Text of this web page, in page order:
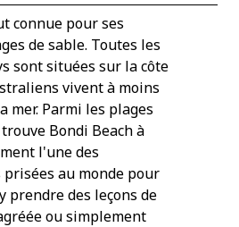
connue pour ses
de sable. Toutes les
sont situées sur la côte
vivent à moins
mer. Parmi les plages
Bondi Beach à
l'une des
au monde pour
prendre des leçons de
ou simplement